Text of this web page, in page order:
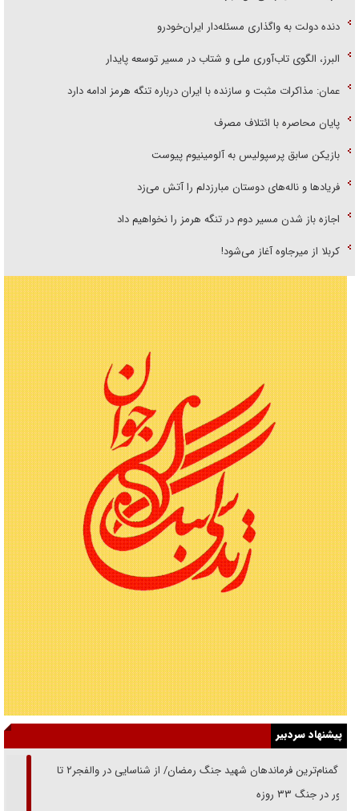
دنده دولت به واگذاری مسئله‌دار ایران‌خودرو
البرز، الگوی تاب‌آوری ملی و شتاب در مسیر توسعه پایدار
عمان: مذاکرات مثبت و سازنده با ایران درباره تنگه هرمز ادامه دارد
پایان محاصره با ائتلاف مصرف
بازیکن سابق پرسپولیس به آلومینیوم پیوست
فریاد‌ها و ناله‌های دوستان مبارزدلم را آتش می‌زد
اجازه باز شدن مسیر دوم در تنگه هرمز را نخواهیم داد
کربلا از میرجاوه آغاز می‌شود!
پیشنهاد سردبیر
از گمنام‌ترین فرماندهان شهید جنگ رمضان/ از شناسایی در والفجر۲ تا
حضور در جنگ ۳۳ روزه